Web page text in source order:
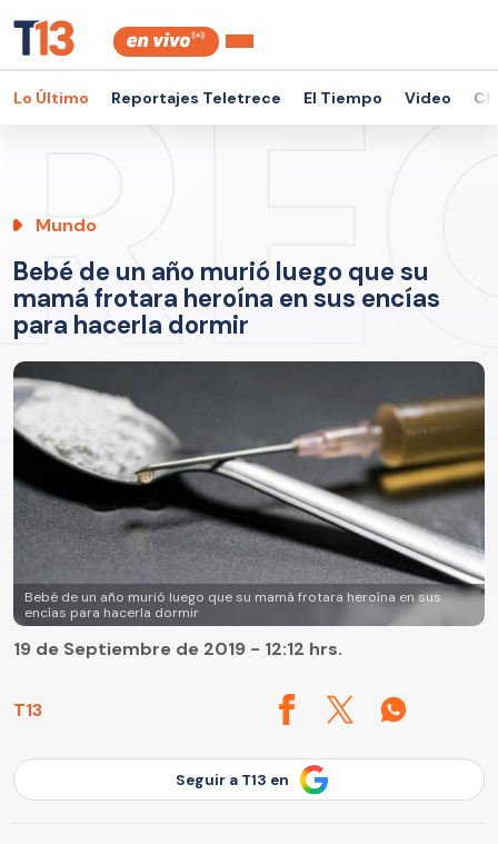
Lo Último Reportajes Teletrece El Tiempo Video
Mundo
Bebé de un año murió luego que su
mamá frotara heroína en sus encías
para hacerla dormir
Bebé de un año murió luego que su mamá frotara heroína en sus
encías para hacerla dormir
T13
19 de Septiembre de 2019 - 12:12 hrs.
Seguir a T13 en